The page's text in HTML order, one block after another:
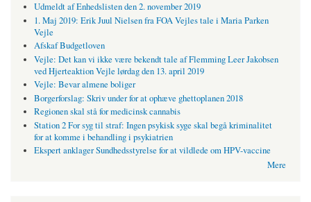
Udmeldt af Enhedslisten den 2. november 2019
1. Maj 2019: Erik Juul Nielsen fra FOA Vejles tale i Maria Parken
Vejle
Afskaf Budgetloven
Vejle: Det kan vi ikke være bekendt tale af Flemming Leer Jakobsen
ved Hjerteaktion Vejle lørdag den 13. april 2019
Vejle: Bevar almene boliger
Borgerforslag: Skriv under for at ophæve ghettoplanen 2018
Regionen skal stå for medicinsk cannabis
Station 2 For syg til straf: Ingen psykisk syge skal begå kriminalitet
for at komme i behandling i psykiatrien
Ekspert anklager Sundhedsstyrelse for at vildlede om HPV-vaccine
Mere